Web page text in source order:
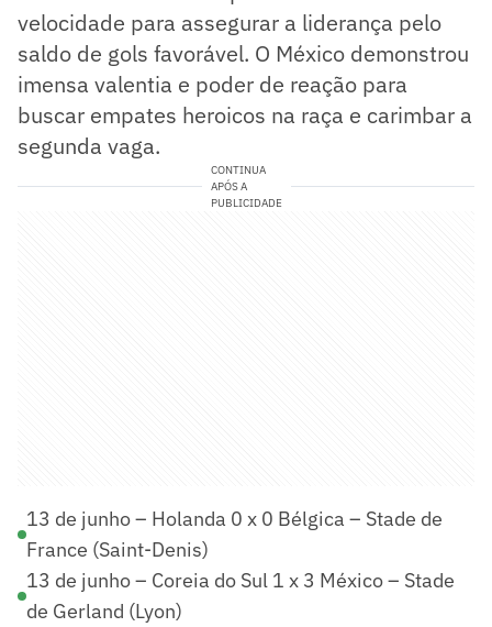
velocidade para assegurar a liderança pelo
saldo de gols favorável. O México demonstrou
imensa valentia e poder de reação para
buscar empates heroicos na raça e carimbar a
segunda vaga.
CONTINUA
APÓS A
PUBLICIDADE
13 de junho – Holanda 0 x 0 Bélgica – Stade de
France (Saint-Denis)
13 de junho – Coreia do Sul 1 x 3 México – Stade
de Gerland (Lyon)